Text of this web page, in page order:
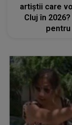
artiștii care
Cluj în
pentru